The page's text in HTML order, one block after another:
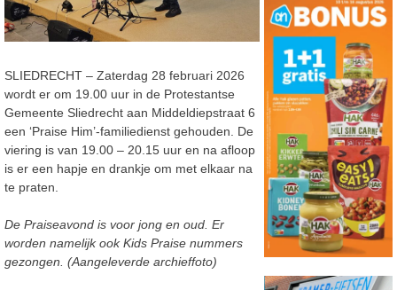
SLIEDRECHT – Zaterdag 28 februari 2026
wordt er om 19.00 uur in de Protestantse
Gemeente Sliedrecht aan Middeldiepstraat 6
een ‘Praise Him’-familiedienst gehouden. De
viering is van 19.00 – 20.15 uur en na afloop
is er een hapje en drankje om met elkaar na
te praten.
De Praiseavond is voor jong en oud. Er
worden namelijk ook Kids Praise nummers
gezongen. (Aangeleverde archieffoto)